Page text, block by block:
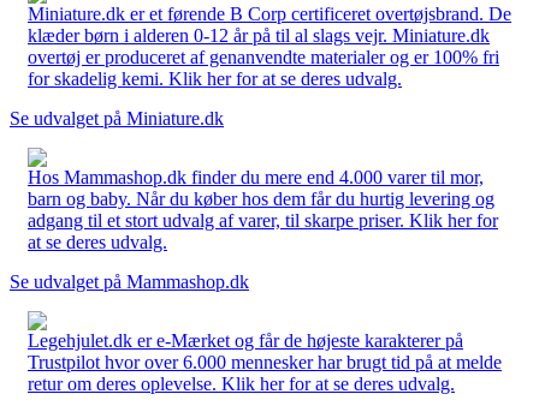
Miniature.dk er et førende B Corp certificeret overtøjsbrand. De
klæder børn i alderen 0-12 år på til al slags vejr. Miniature.dk
overtøj er produceret af genanvendte materialer og er 100% fri
for skadelig kemi. Klik her for at se deres udvalg.
Se udvalget på Miniature.dk
Hos Mammashop.dk finder du mere end 4.000 varer til mor,
barn og baby. Når du køber hos dem får du hurtig levering og
adgang til et stort udvalg af varer, til skarpe priser. Klik her for
at se deres udvalg.
Se udvalget på Mammashop.dk
Legehjulet.dk er e-Mærket og får de højeste karakterer på
Trustpilot hvor over 6.000 mennesker har brugt tid på at melde
retur om deres oplevelse. Klik her for at se deres udvalg.